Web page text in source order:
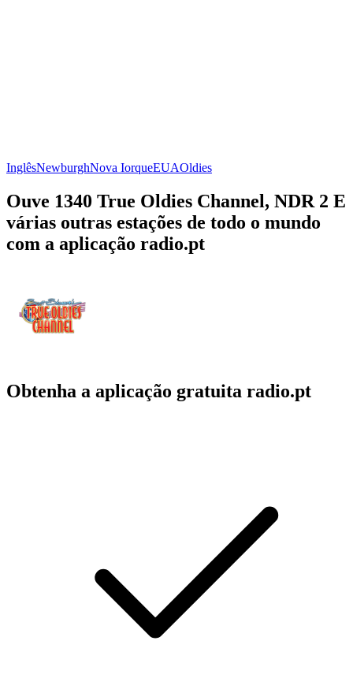
InglêsNewburghNova IorqueEUAOldies
Ouve 1340 True Oldies Channel, NDR 2 E
várias outras estações de todo o mundo
com a aplicação radio.pt
Obtenha a aplicação gratuita radio.pt